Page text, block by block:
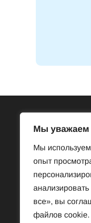
Мы уважаем
Мы
опыт
все», вы
файлов cookie.
Законы и
Нравы и обычаи
История
Наука
Культура
Спорт